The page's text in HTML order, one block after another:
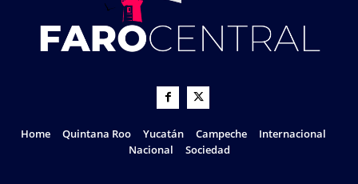
Home Quintana Roo Yucatán Campeche
Internacional
Nacional
Sociedad